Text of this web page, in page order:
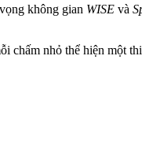
không gian WISE và
chấm nhỏ thể hiện một